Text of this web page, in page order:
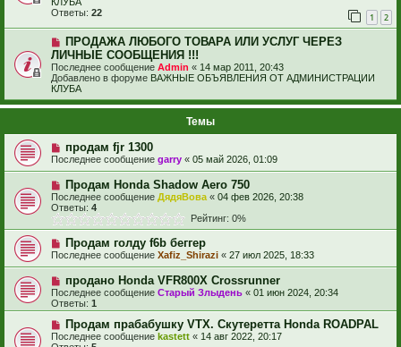
Ответы: 22 1 2
ПРОДАЖА ЛЮБОГО ТОВАРА ИЛИ УСЛУГ ЧЕРЕЗ
ЛИЧНЫЕ СООБЩЕНИЯ !!!
Последнее сообщение Admin « 14 мар 2011, 20:43
Добавлено в форуме ВАЖНЫЕ ОБЪЯВЛЕНИЯ ОТ АДМИНИСТРАЦИИ
КЛУБА
Темы
продам fjr 1300
Последнее сообщение garry « 05 май 2026, 01:09
Продам Honda Shadow Aero 750
Последнее сообщение ДядяВова« 04 фев 2026, 20:38
Ответы: 4
Рейтинг: 0%
Продам голду f6b беггер
Последнее сообщение Xafiz_Shirazi « 27 июл 2025, 18:33
продано Honda VFR800X Crossrunner
Последнее сообщение Старый Злыдень « 01 июн 2024, 20:34
Ответы: 1
Продам прабабушку VTX. Скутеретта Honda ROADPAL
Последнее сообщение kastett « 14 авг 2022, 20:17